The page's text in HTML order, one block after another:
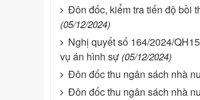
Đôn đốc, kiểm tra tiến độ bồi
(05/12/2024)
Nghị quyết số 164/2024/
vụ án hình sự (05/12/2024)
Đôn đốc thu ngân sách nhà
Đôn đốc thu ngân sách nhà